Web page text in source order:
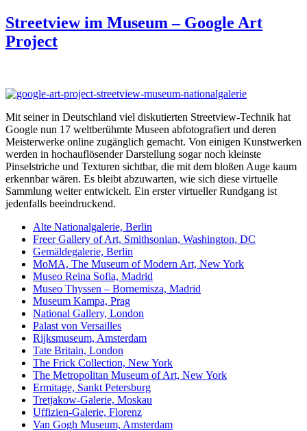
Streetview im Museum – Google Art
Project
Mit seiner in Deutschland viel diskutierten Streetview-Technik hat
Google nun 17 weltberühmte Museen abfotografiert und deren
Meisterwerke online zugänglich gemacht. Von einigen Kunstwerken
werden in hochauflösender Darstellung sogar noch kleinste
Pinselstriche und Texturen sichtbar, die mit dem bloßen Auge kaum
erkennbar wären. Es bleibt abzuwarten, wie sich diese virtuelle
Sammlung weiter entwickelt. Ein erster virtueller Rundgang ist
jedenfalls beeindruckend.
Alte Nationalgalerie, Berlin
Freer Gallery of Art, Smithsonian, Washington, DC
Gemäldegalerie, Berlin
MoMA, The Museum of Modern Art, New York
Museo Reina Sofia, Madrid
Museo Thyssen – Bornemisza, Madrid
Museum Kampa, Prag
National Gallery, London
Palast von Versailles
Rijksmuseum, Amsterdam
Tate Britain, London
The Frick Collection, New York
The Metropolitan Museum of Art, New York
Ermitage, Sankt Petersburg
Tretjakow-Galerie, Moskau
Uffizien-Galerie, Florenz
Van Gogh Museum, Amsterdam